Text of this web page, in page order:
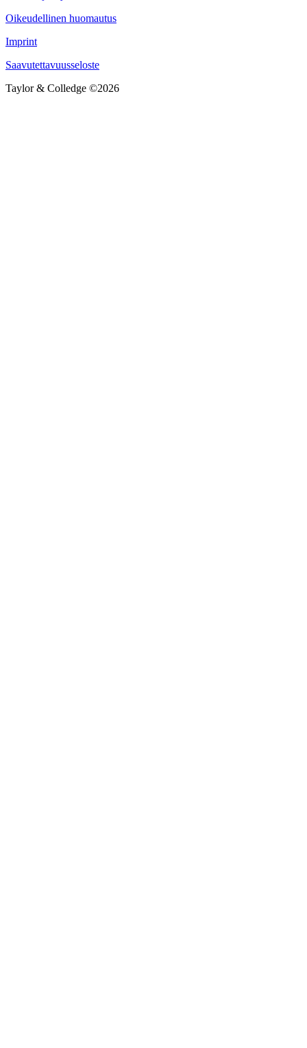
Oikeudellinen huomautus
Imprint
Saavutettavuusseloste
Taylor & Colledge ©2026